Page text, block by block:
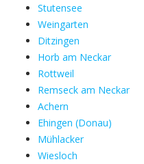
Stutensee
Weingarten
Ditzingen
Horb am Neckar
Rottweil
Remseck am Neckar
Achern
Ehingen (Donau)
Mühlacker
Wiesloch